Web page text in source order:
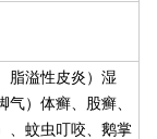
脂溢性皮炎）湿
）体癣、股癣、
、蚊虫叮咬、鹅掌